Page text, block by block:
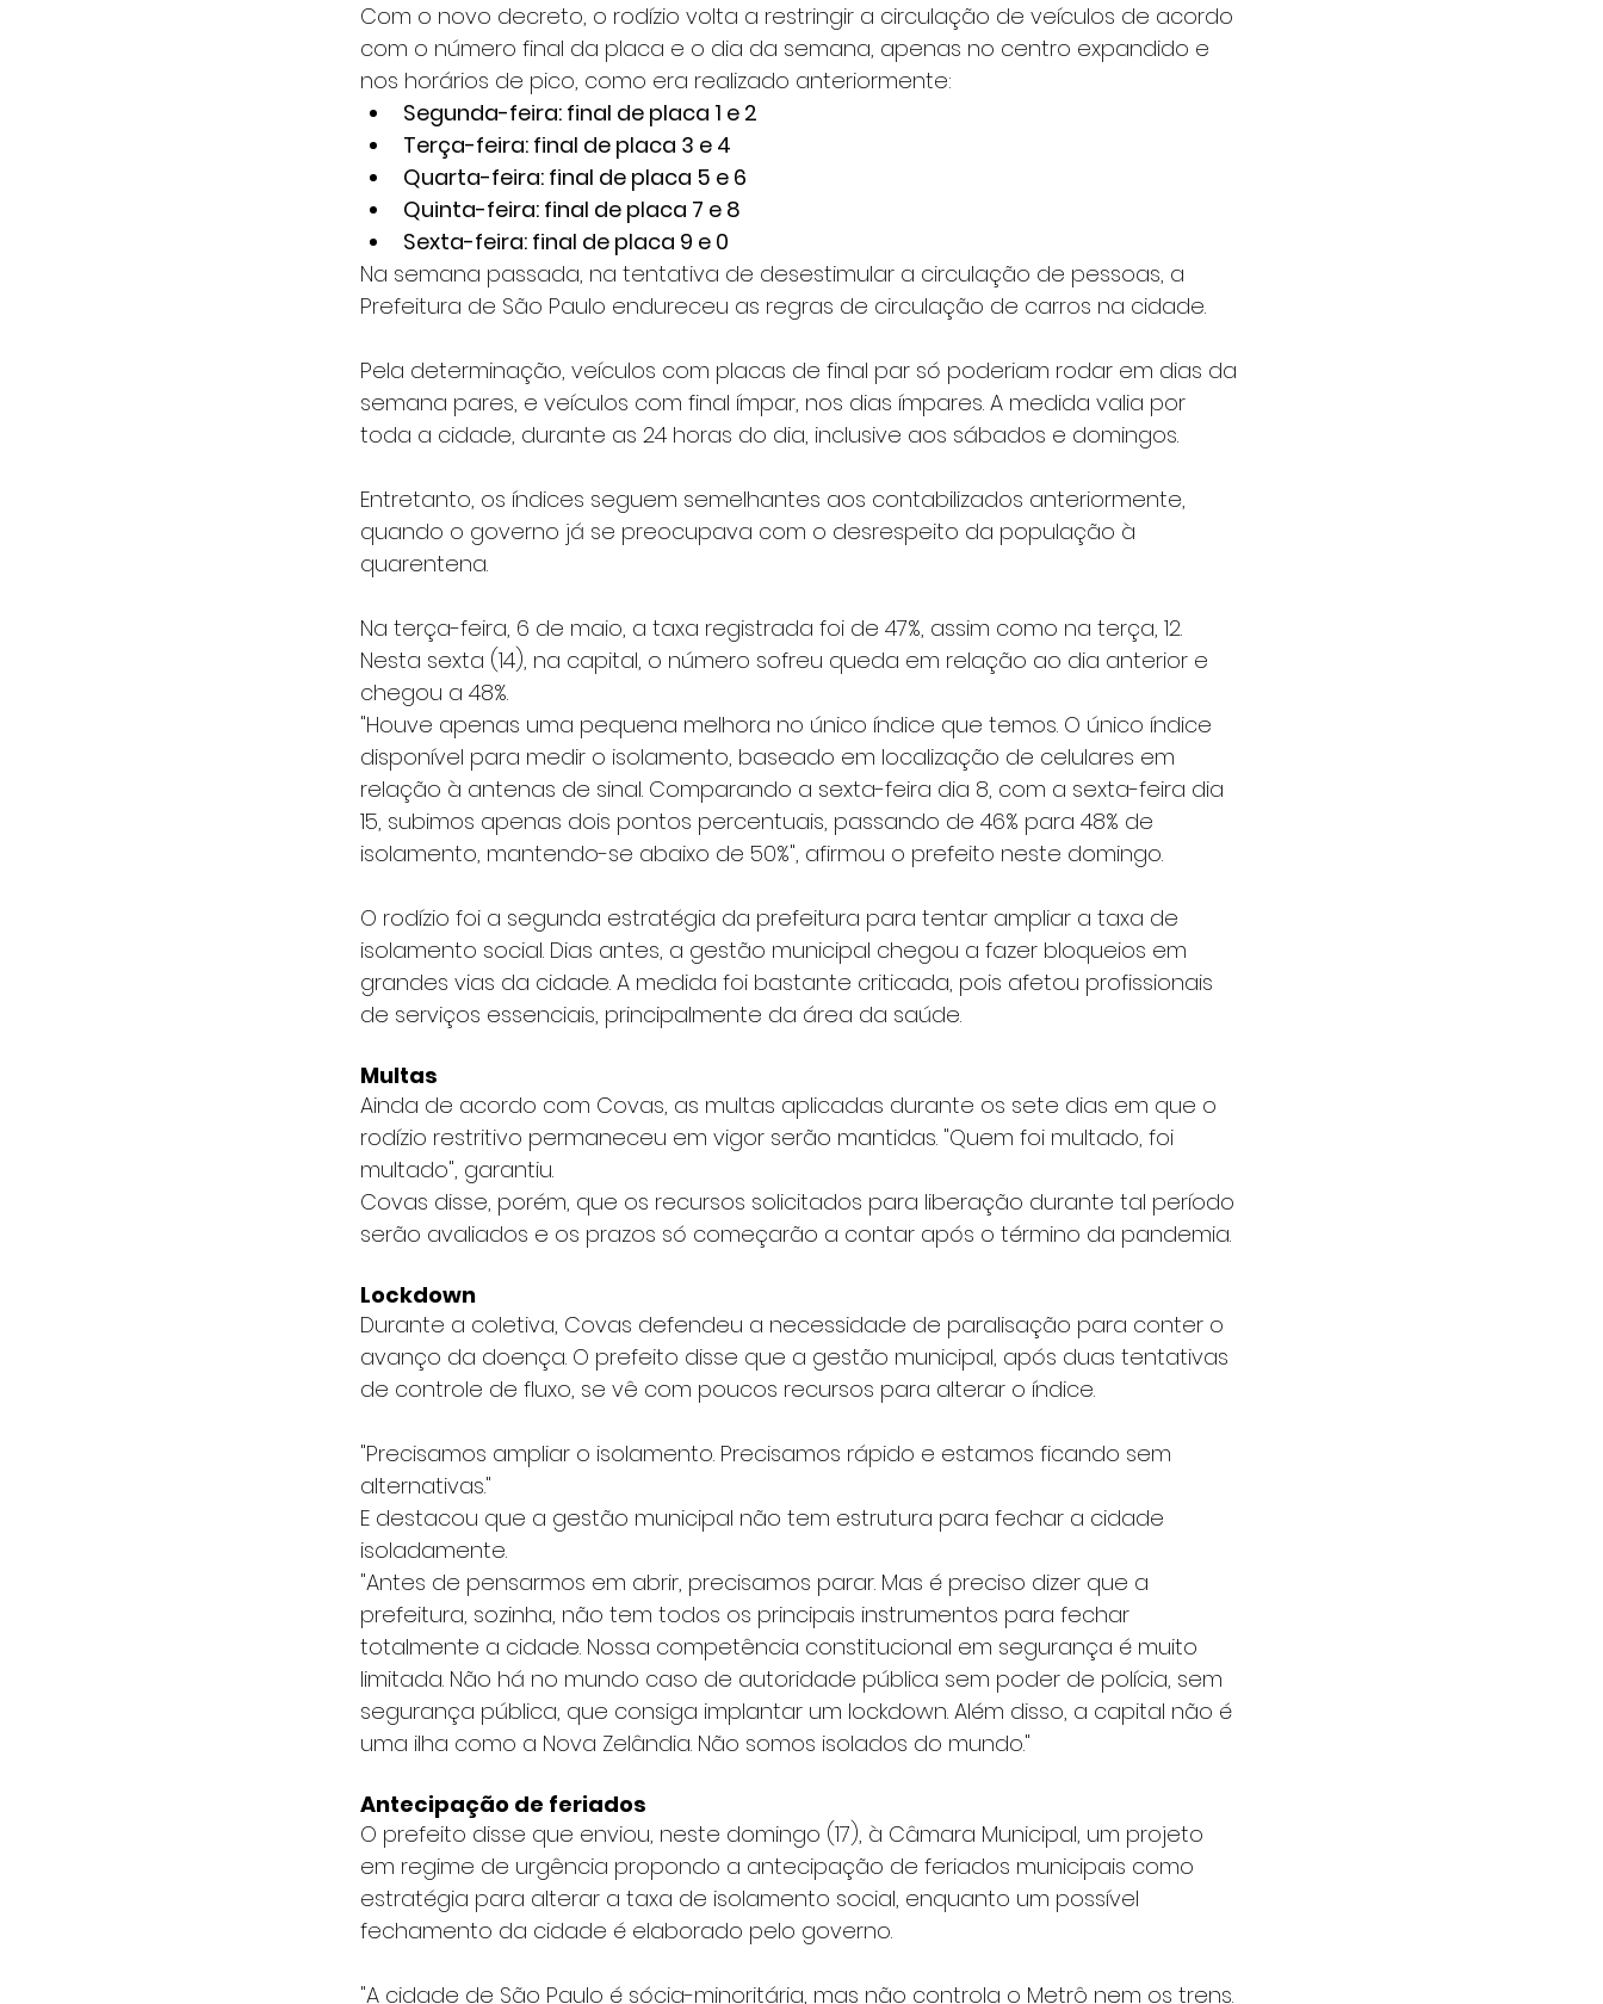
Com o novo decreto, o rodízio volta a restringir a circulação de veículos de acordo
com o número final da placa e o dia da semana, apenas no centro expandido e
nos horários de pico, como era realizado anteriormente:
Segunda-feira: final de placa 1 e 2
Terça-feira: final de placa 3 e 4
Quarta-feira: final de placa 5 e 6
Quinta-feira: final de placa 7 e 8
Sexta-feira: final de placa 9 e 0
Na semana passada, na tentativa de desestimular a circulação de pessoas, a
Prefeitura de São Paulo endureceu as regras de circulação de carros na cidade.
Pela determinação, veículos com placas de final par só poderiam rodar em dias da
semana pares, e veículos com final ímpar, nos dias ímpares. A medida valia por
toda a cidade, durante as 24 horas do dia, inclusive aos sábados e domingos.
Entretanto, os índices seguem semelhantes aos contabilizados anteriormente,
quando o governo já se preocupava com o desrespeito da população à
quarentena.
Na terça-feira, 6 de maio, a taxa registrada foi de 47%, assim como na terça, 12.
Nesta sexta (14), na capital, o número sofreu queda em relação ao dia anterior e
chegou a 48%.
"Houve apenas uma pequena melhora no único índice que temos. O único índice
disponível para medir o isolamento, baseado em localização de celulares em
relação à antenas de sinal. Comparando a sexta-feira dia 8, com a sexta-feira dia
15, subimos apenas dois pontos percentuais, passando de 46% para 48% de
isolamento, mantendo-se abaixo de 50%", afirmou o prefeito neste domingo.
O rodízio foi a segunda estratégia da prefeitura para tentar ampliar a taxa de
isolamento social. Dias antes, a gestão municipal chegou a fazer bloqueios em
grandes vias da cidade. A medida foi bastante criticada, pois afetou profissionais
de serviços essenciais, principalmente da área da saúde.
Multas
Ainda de acordo com Covas, as multas aplicadas durante os sete dias em que o
rodízio restritivo permaneceu em vigor serão mantidas. "Quem foi multado, foi
multado", garantiu.
Covas disse, porém, que os recursos solicitados para liberação durante tal período
serão avaliados e os prazos só começarão a contar após o término da pandemia.
Lockdown
Durante a coletiva, Covas defendeu a necessidade de paralisação para conter o
avanço da doença. O prefeito disse que a gestão municipal, após duas tentativas
de controle de fluxo, se vê com poucos recursos para alterar o índice.
"Precisamos ampliar o isolamento. Precisamos rápido e estamos ficando sem
alternativas."
E destacou que a gestão municipal não tem estrutura para fechar a cidade
isoladamente.
"Antes de pensarmos em abrir, precisamos parar. Mas é preciso dizer que a
prefeitura, sozinha, não tem todos os principais instrumentos para fechar
totalmente a cidade. Nossa competência constitucional em segurança é muito
limitada. Não há no mundo caso de autoridade pública sem poder de polícia, sem
segurança pública, que consiga implantar um lockdown. Além disso, a capital não é
uma ilha como a Nova Zelândia. Não somos isolados do mundo."
Antecipação de feriados
O prefeito disse que enviou, neste domingo (17), à Câmara Municipal, um projeto
em regime de urgência propondo a antecipação de feriados municipais como
estratégia para alterar a taxa de isolamento social, enquanto um possível
fechamento da cidade é elaborado pelo governo.
"A cidade de São Paulo é sócia-minoritária, mas não controla o Metrô nem os trens.